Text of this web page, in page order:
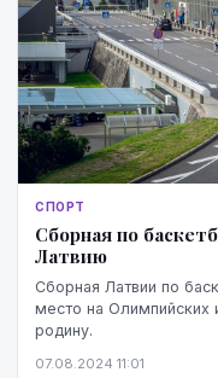
СПОРТ
Сборная по
Латвию
Сборная Латвии по
место на Олимпийских
родину.
07.08.2024 11:01